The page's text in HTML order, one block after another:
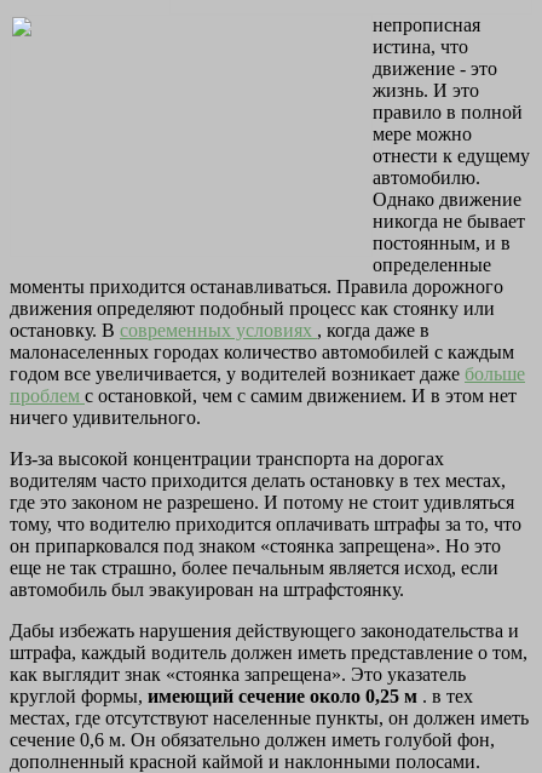
непрописная
истина, что
движение - это
жизнь. И это
правило в полной
мере можно
отнести к едущему
автомобилю.
Однако движение
никогда не бывает
постоянным, и в
определенные
моменты приходится останавливаться. Правила дорожного
движения определяют подобный процесс как стоянку или
остановку. В современных условиях , когда даже в
малонаселенных городах количество автомобилей с каждым
годом все увеличивается, у водителей возникает даже больше
проблем с остановкой, чем с самим движением. И в этом нет
ничего удивительного.
Из-за высокой концентрации транспорта на дорогах
водителям часто приходится делать остановку в тех местах,
где это законом не разрешено. И потому не стоит удивляться
тому, что водителю приходится оплачивать штрафы за то, что
он припарковался под знаком «стоянка запрещена». Но это
еще не так страшно, более печальным является исход, если
автомобиль был эвакуирован на штрафстоянку.
Дабы избежать нарушения действующего законодательства и
штрафа, каждый водитель должен иметь представление о том,
как выглядит знак «стоянка запрещена». Это указатель
круглой формы, имеющий сечение около 0,25 м . в тех
местах, где отсутствуют населенные пункты, он должен иметь
сечение 0,6 м. Он обязательно должен иметь голубой фон,
дополненный красной каймой и наклонными полосами.